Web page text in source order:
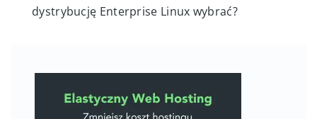
dystrybucję Enterprise Linux wybrać?